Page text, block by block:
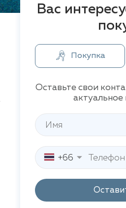
Вас
Покупка
Оставьте свои
+66